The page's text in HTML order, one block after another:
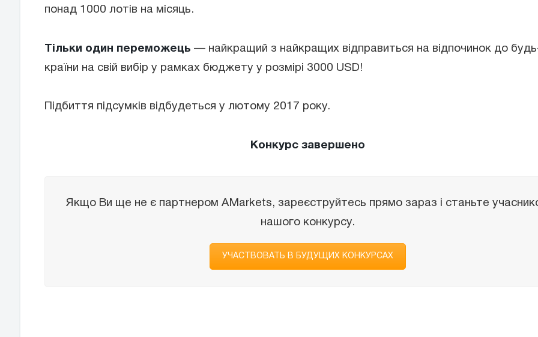
понад 1000 лотів на місяць.
Тільки один переможець — найкращий з найкращих відправиться на відпочинок до
країни на свій вибір у рамках бюджету у розмірі 3000 USD!
Підбиття підсумків відбудеться у лютому 2017 року.
Конкурс завершено
Якщо Ви ще не є партнером AMarkets, зареєструйтесь прямо зараз і станьте
нашого конкурсу.
УЧАСТВОВАТЬ В БУДУЩИХ КОНКУРСАХ